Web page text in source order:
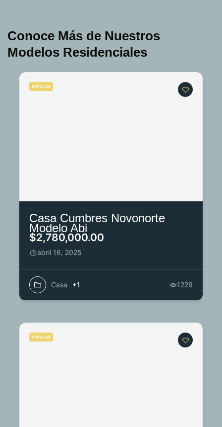
Conoce Más de Nuestros
Modelos Residenciales
POPULAR
Casa Cumbres Novonorte
Modelo Abi
$2,780,000.00
abril 16, 2025
Casa +1 1226
POPULAR